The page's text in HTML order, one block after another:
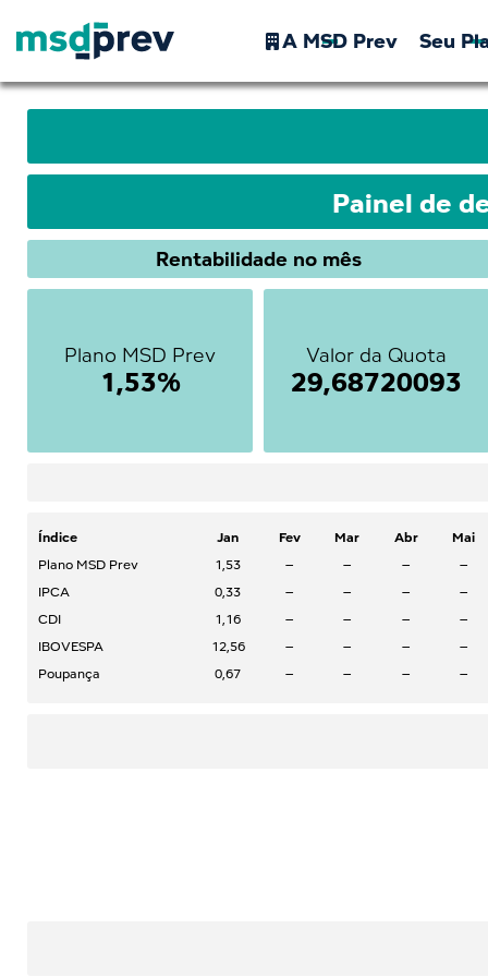
 A MSD Prev Seu
Painel de
Rentabilidade no mês
Plano MSD Prev
1,53%
Valor da Quota
29,68720093
Índice
Plano MSD Prev
IPCA
CDI
IBOVESPA
Poupança
Jan
1,53
0,33
1,16
12,56
0,67
Fev
–
–
–
–
–
Mar
–
–
–
–
–
Abr
–
–
–
–
–
Mai
–
–
–
–
–